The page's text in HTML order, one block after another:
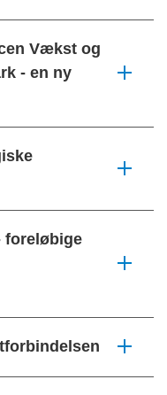
Vækst og
- en ny
foreløbige